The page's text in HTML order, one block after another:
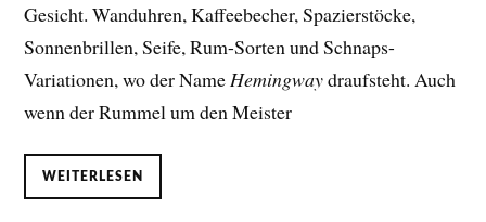
Gesicht. Wanduhren, Kaffeebecher, Spazierstöcke,
Sonnenbrillen, Seife, Rum-Sorten und Schnaps-
Variationen, wo der NameHemingwaydraufsteht. Auch
wenn der Rummel um den Meister
WEITERLESEN